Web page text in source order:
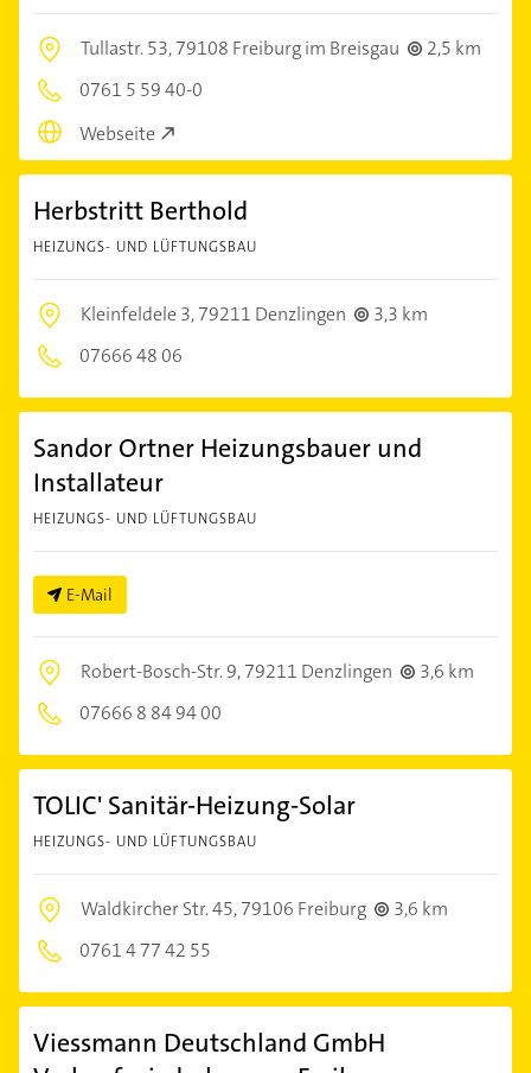
Tullastr. 53,79108 Freiburg im Breisgau
2,5 km
0761 5 59 40-0
Webseite
Herbstritt Berthold
HEIZUNGS- UND LÜFTUNGSBAU
Kleinfeldele 3,79211 Denzlingen
3,3 km
07666 48 06
Sandor Ortner Heizungsbauer und
Installateur
HEIZUNGS- UND LÜFTUNGSBAU
E-Mail
Robert-Bosch-Str. 9,79211 Denzlingen
3,6 km
07666 8 84 94 00
TOLIC' Sanitär-Heizung-Solar
HEIZUNGS- UND LÜFTUNGSBAU
Waldkircher Str. 45,79106 Freiburg
3,6 km
0761 4 77 42 55
Viessmann Deutschland GmbH